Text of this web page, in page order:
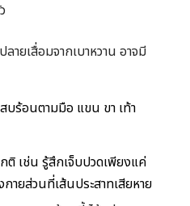
ายเสื่อมจากเบาหวาน อาจมี
บร้อนตามมือ แขน ขา เท้า
เช่น รู้สึกเจ็บปวดเพียงแค่
ยส่วนที่เส้นประสาทเสียหาย